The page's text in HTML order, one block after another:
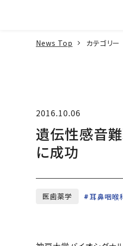
News Top カテゴリー
2016.10.06
遺伝性感音
に成功
医歯薬学 耳鼻咽喉